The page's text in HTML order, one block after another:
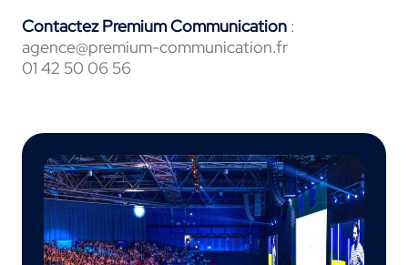
Contactez Premium Communication :
agence@premium-communication.fr
01 42 50 06 56